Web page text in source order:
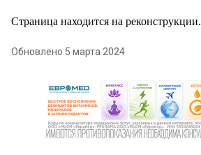
Страница находится на реконструкции.
Обновлено 5 марта 2024